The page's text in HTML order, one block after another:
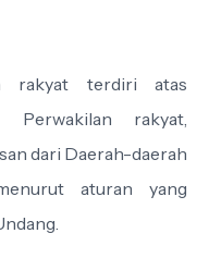
rakyat terdiri atas
Perwakilan rakyat,
dari Daerah-daerah
aturan yang